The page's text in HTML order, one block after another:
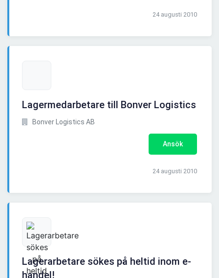
24 augusti 2010
Lagermedarbetare till Bonver Logistics
Bonver Logistics AB
Ansök
24 augusti 2010
Lagerarbetare sökes på heltid inom e-
handel!